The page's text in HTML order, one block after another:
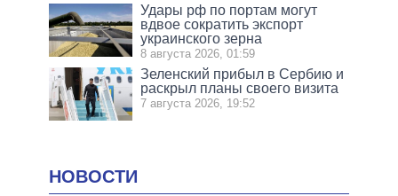
Удары рф по портам могут
вдвое сократить экспорт
украинского зерна
8 августа 2026, 01:59
Зеленский прибыл в Сербию и
раскрыл планы своего визита
7 августа 2026, 19:52
НОВОСТИ